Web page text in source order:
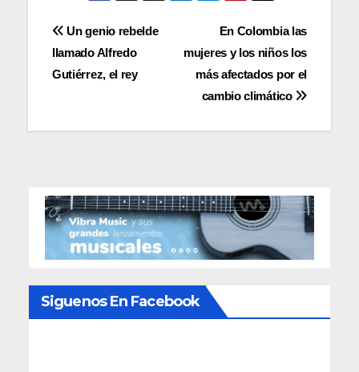
Navegación
de
En Colombia las
mujeres y los niños los
más afectados por el
cambio climático
Un genio rebelde
llamado Alfredo
Gutiérrez, el rey
Siguenos En Facebook